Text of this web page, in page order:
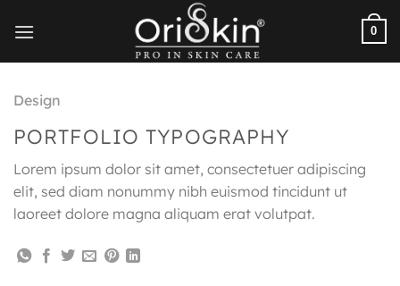
đến
0
Design
PORTFOLIO TYPOGRAPHY
Lorem ipsum dolor sit amet, consectetuer adipiscing
elit, sed diam nonummy nibh euismod tincidunt ut
laoreet dolore magna aliquam erat volutpat.